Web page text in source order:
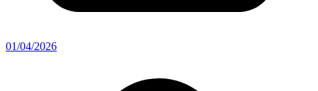
01/04/2026